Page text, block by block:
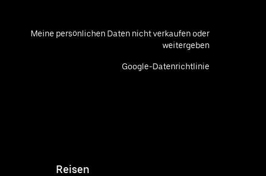
Meine persönlichen Daten nicht verkaufen oder
weitergeben
Google-Datenrichtlinie
Reisen